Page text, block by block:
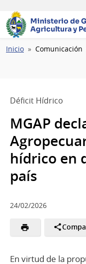
Ministerio de
Agricultura y
Ruta
Inicio Comunicación
Déficit Hídrico
MGAP
hídrico en
país
24/02/2026
En virtud de la